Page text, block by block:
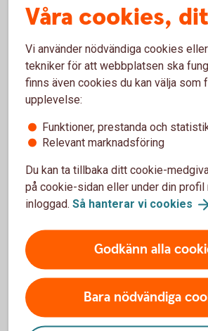
0 kr
Årsavgift
0 kr 1
tillkommer fondavgift och courtage.
en annan värdepapperstjänst än
depåavgift.
Värdepapperstjänst
Sparkonton för
Våra cookies,
Vi använder nödvändiga cookies
tekniker för att webbplatsen ska
finns även cookies du kan välja som
upplevelse:
Funktioner, prestanda och
Relevant marknadsföring
Du kan ta tillbaka ditt cookie-
på cookie-sidan eller under din profil
inloggad. Så hanterar vi cookies
Godkänn alla
Bara nödvändiga